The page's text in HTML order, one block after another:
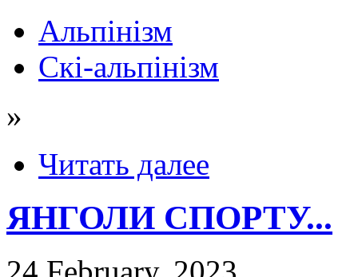
Альпінізм
Скі-альпінізм
»
Читать далее
ЯНГОЛИ СПОРТУ...